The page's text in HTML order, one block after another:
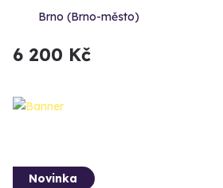
Brno (Brno-město)
6 200 Kč
Novinka